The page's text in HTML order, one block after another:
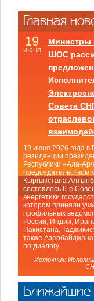
Главная
19
июня
Министры
ШОС
Совета
19 июня 2026 года в
резиденции
Республики «Ала-
председательством
Кыргызстана
состоялось 6-е
энергетики
котором приняли
профильных
России, Индии,
Пакистана,
также
по диалогу.
Источник:
Ближайшие